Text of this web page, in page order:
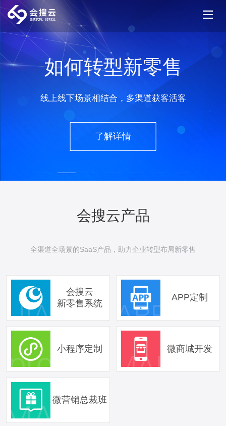
如何转型新零售
线上线下场景相结合，多渠道获客活客
了解详情
会搜云产品
全渠道全场景的SaaS产品，助力企业转型布局新零售
会搜云
新零售系统
APP定制
小程序定制 微商城开发
微营销总裁班